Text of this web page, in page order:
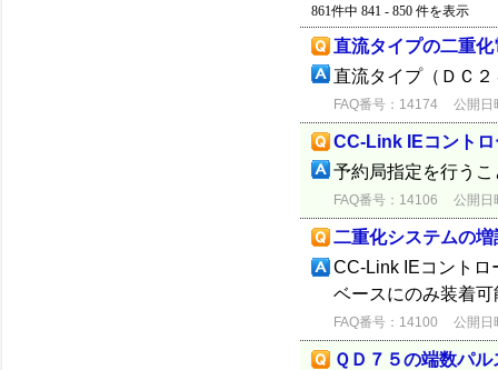
861件中 841 - 850 件を表示
直流タイプの二重
直流タイプ（ＤＣ
FAQ番号：14174 公開日
CC-Link IEコント
予約局指定を行う
FAQ番号：14106 公開日
二重化システムの
CC-Link IEコントロ
ベースにのみ装着
FAQ番号：14100 公開日
ＱＤ７５の端数パ